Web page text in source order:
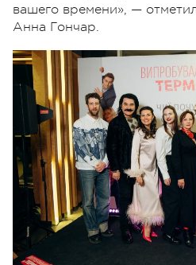
вашего времени», —
Анна Гончар.